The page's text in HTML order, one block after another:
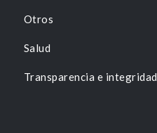
Otros
Salud
Transparencia e integridad